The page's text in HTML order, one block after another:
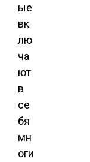
ые
вк
лю
ча
ют
в
се
бя
мн
оги